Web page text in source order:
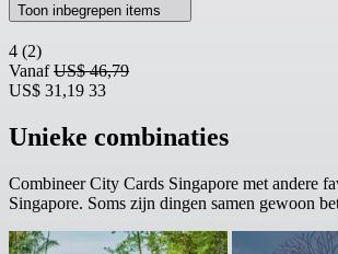
Toon inbegrepen items
4 (2)
VanafUS$ 46,79
US$ 31,19 33
Unieke combinaties
Combineer City Cards Singapore met andere
Singapore. Soms zijn dingen samen gewoon